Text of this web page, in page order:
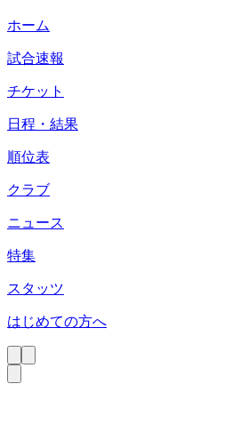
ホーム
試合速報
チケット
日程・結果
順位表
クラブ
ニュース
特集
スタッツ
はじめての方へ